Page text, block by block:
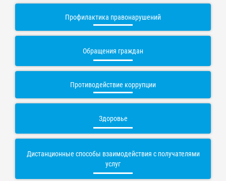
Профилактика правонарушений
Обращения граждан
Противодействие коррупции
Здоровье
Дистанционные способы взаимодействия с получателями
услуг